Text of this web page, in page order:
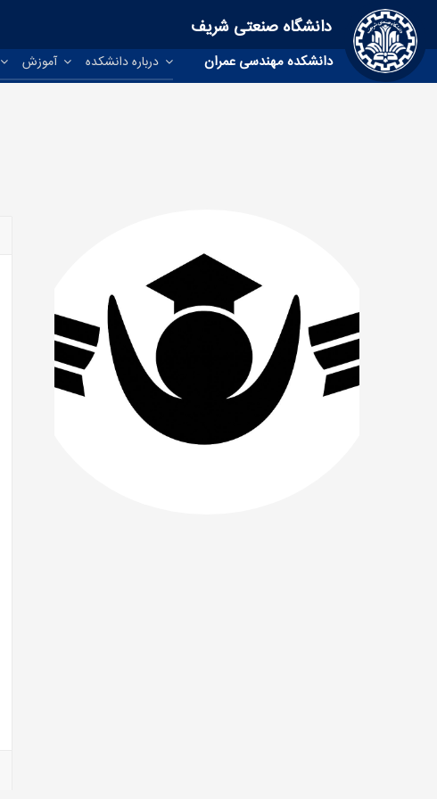
دانشگاه صنعتی شریف
دانشکده مهندسی عمران درباره دانشکده آموزش